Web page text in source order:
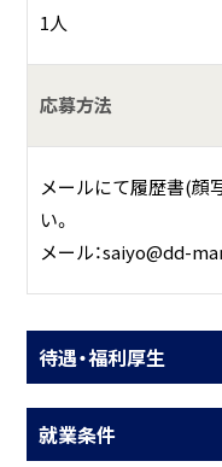
1人
応募方法
メールにて履歴書(顔
い。
メール：saiyo@dd-
待遇・福利厚生
就業条件